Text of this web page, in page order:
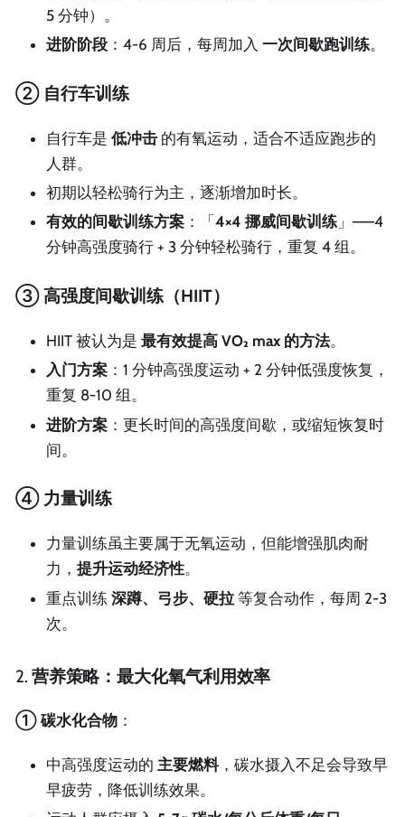
5 分钟）。
进阶阶段 ：4-6 周后，每周加入 一次间歇跑训练。
② 自行车训练
自行车是 低冲击 的有氧运动，适合不适应跑步的
人群。
初期以轻松骑行为主，逐渐增加时长。
有效的间歇训练方案 ：「 4×4 挪威间歇训练 」——4
分钟高强度骑行 + 3 分钟轻松骑行，重复 4 组。
③ 高强度间歇训练（HIIT）
HIIT 被认为是 最有效提高 VO₂ max 的方法。
入门方案 ：1 分钟高强度运动 + 2 分钟低强度恢复，
重复 8-10 组。
进阶方案 ：更长时间的高强度间歇，或缩短恢复时
间。
④ 力量训练
力量训练虽主要属于无氧运动，但能增强肌肉耐
力， 提升运动经济性。
重点训练 深蹲、弓步、硬拉 等复合动作，每周 2-3
次。
2. 营养策略：最大化氧气利用效率
① 碳水化合物 ：
中高强度运动的 主要燃料，碳水摄入不足会导致早
早疲劳，降低训练效果。